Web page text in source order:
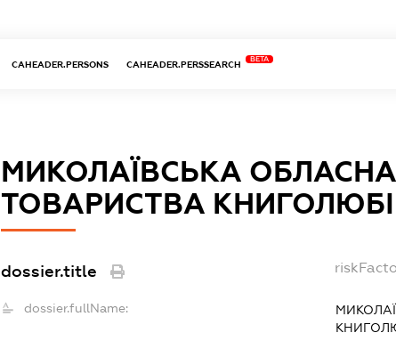
CAHEADER.PERSONS CAHEADER.PERSSEARCH
BETA
МИКОЛАЇВСЬКА ОБЛАСНА
ТОВАРИСТВА
dossier.title
dossier.fullName: